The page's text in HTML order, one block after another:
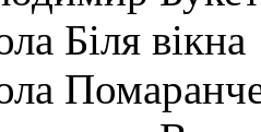
Біля вікна